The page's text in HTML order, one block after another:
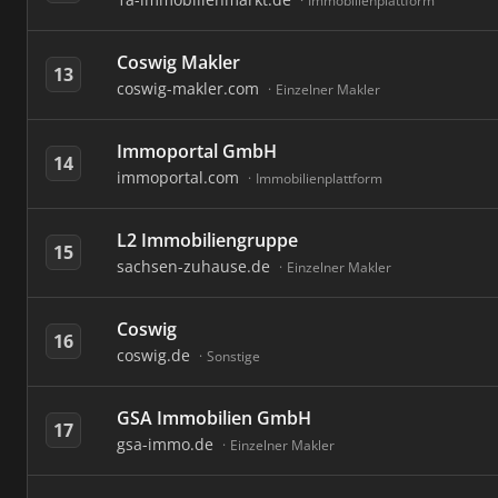
13 Coswig Makler
coswig-makler.com Einzelner Makler
14 Immoportal GmbH
immoportal.com Immobilienplattform
15 L2 Immobiliengruppe
sachsen-zuhause.de Einzelner Makler
16 Coswig
coswig.de Sonstige
17 GSA Immobilien GmbH
gsa-immo.de Einzelner Makler